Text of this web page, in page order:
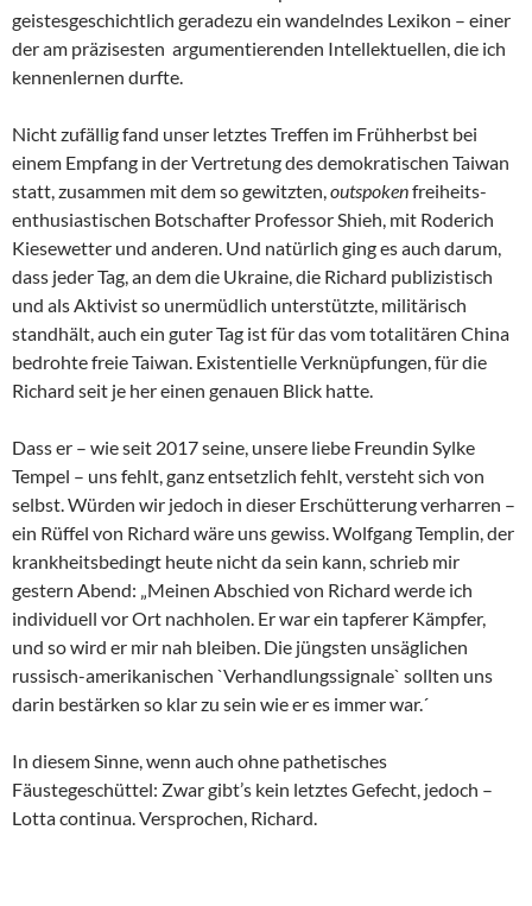
geistesgeschichtlich geradezu ein wandelndes Lexikon – einer
der am präzisesten argumentierenden Intellektuellen, die ich
kennenlernen durfte.
Nicht zufällig fand unser letztes Treffen im Frühherbst bei
einem Empfang in der Vertretung des demokratischen Taiwan
statt, zusammen mit dem so gewitzten,outspokenfreiheits-
enthusiastischen Botschafter Professor Shieh, mit Roderich
Kiesewetter und anderen. Und natürlich ging es auch darum,
dass jeder Tag, an dem die Ukraine, die Richard publizistisch
und als Aktivist so unermüdlich unterstützte, militärisch
standhält, auch ein guter Tag ist für das vom totalitären China
bedrohte freie Taiwan. Existentielle Verknüpfungen, für die
Richard seit je her einen genauen Blick hatte.
Dass er – wie seit 2017 seine, unsere liebe Freundin Sylke
Tempel – uns fehlt, ganz entsetzlich fehlt, versteht sich von
selbst. Würden wir jedoch in dieser Erschütterung verharren –
ein Rüffel von Richard wäre uns gewiss. Wolfgang Templin, der
krankheitsbedingt heute nicht da sein kann, schrieb mir
gestern Abend: „Meinen Abschied von Richard werde ich
individuell vor Ort nachholen. Er war ein tapferer Kämpfer,
und so wird er mir nah bleiben. Die jüngsten unsäglichen
russisch-amerikanischen `Verhandlungssignale` sollten uns
darin bestärken so klar zu sein wie er es immer war.´
In diesem Sinne, wenn auch ohne pathetisches
Fäustegeschüttel: Zwar gibt’s kein letztes Gefecht, jedoch –
Lotta continua. Versprochen, Richard.